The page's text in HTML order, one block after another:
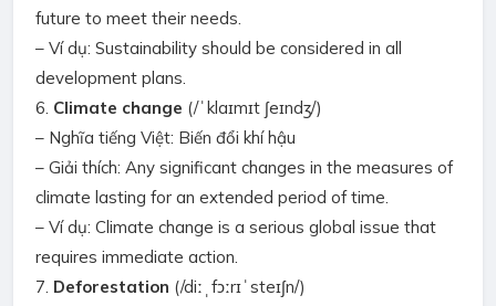
future to meet their needs.
– Ví dụ: Sustainability should be considered in all
development plans.
6. Climate change (/ˈklaɪmɪt ʃeɪndʒ/)
– Nghĩa tiếng Việt: Biến đổi khí hậu
– Giải thích: Any significant changes in the measures of
climate lasting for an extended period of time.
– Ví dụ: Climate change is a serious global issue that
requires immediate action.
7. Deforestation (/diːˌfɔːrɪˈsteɪʃn/)